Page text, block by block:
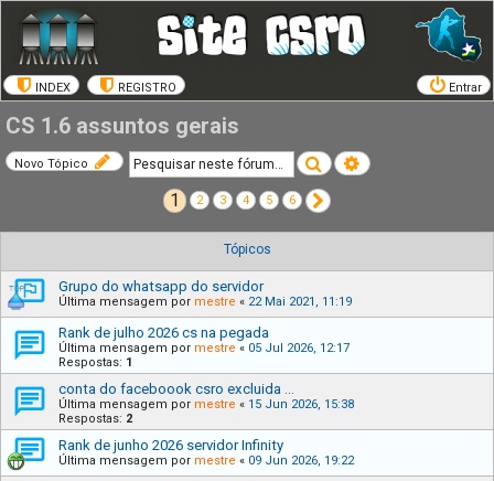
INDEX REGISTRO Entrar
CS 1.6 assuntos gerais
Novo Tópico PesquisarPesquisa avançada
1 2 3 4 5 6
Tópicos
Grupo do whatsapp do servidor
Última mensagem por mestre « 22 Mai 2021, 11:19
Rank de julho 2026 cs na pegada
Última mensagem por mestre « 05 Jul 2026, 12:17
Respostas: 1
conta do faceboook csro excluida ...
Última mensagem por mestre « 15 Jun 2026, 15:38
Respostas: 2
Rank de junho 2026 servidor Infinity
Última mensagem por mestre « 09 Jun 2026, 19:22